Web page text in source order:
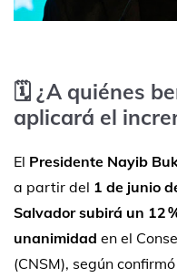
🗓️ ¿A quiénes
aplicará el
El Presidente Nayib
a partir del 1 de junio
Salvador subirá un 12
unanimidad en el
(CNSM), según